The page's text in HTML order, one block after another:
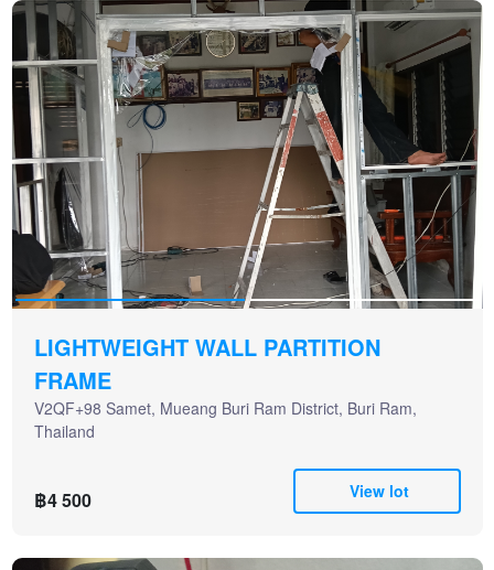
LIGHTWEIGHT WALL PARTITION
FRAME
V2QF+98 Samet, Mueang Buri Ram District, Buri Ram,
Thailand
฿4 500 View lot